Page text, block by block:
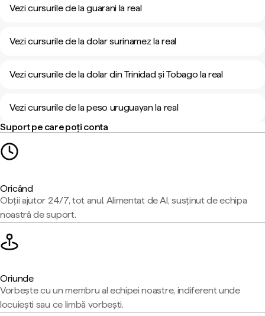
Vezi cursurile de la guarani la real
Vezi cursurile de la dolar surinamez la real
Vezi cursurile de la dolar din Trinidad și Tobago la real
Vezi cursurile de la peso uruguayan la real
Suport pe care poți conta
Oricând
Obții ajutor 24/7, tot anul. Alimentat de AI, susținut de echipa
noastră de suport.
Oriunde
Vorbește cu un membru al echipei noastre, indiferent unde
locuiești sau ce limbă vorbești.